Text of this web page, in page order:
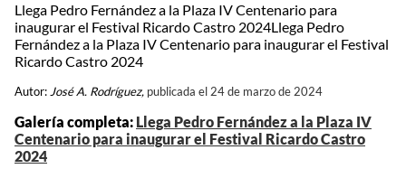
Llega Pedro Fernández a la Plaza IV Centenario para
inaugurar el Festival Ricardo Castro 2024Llega Pedro
Fernández a la Plaza IV Centenario para inaugurar el Festival
Ricardo Castro 2024
Autor:José A. Rodríguez, publicada el 24 de marzo de 2024
Galería completa: Llega Pedro Fernández a la Plaza IV
Centenario para inaugurar el Festival Ricardo Castro
2024